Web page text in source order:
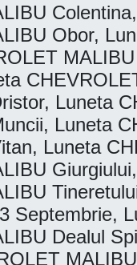
Obor,
Luneta
Luneta
Luneta
Septembrie,
Dealul